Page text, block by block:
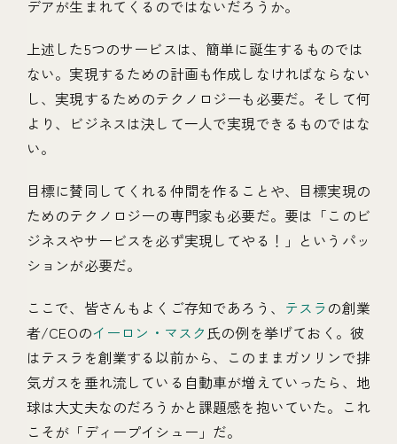
デアが生まれてくるのではないだろうか。
上述した5つのサービスは、簡単に誕生するものでは
ない。実現するための計画も作成しなければならない
し、実現するためのテクノロジーも必要だ。そして何
より、ビジネスは決して一人で実現できるものではな
い。
目標に賛同してくれる仲間を作ることや、目標実現の
ためのテクノロジーの専門家も必要だ。要は「このビ
ジネスやサービスを必ず実現してやる！」というパッ
ションが必要だ。
ここで、皆さんもよくご存知であろう、 テスラの創業
者/CEOのイーロン・マスク 氏の例を挙げておく。彼
はテスラを創業する以前から、このままガソリンで排
気ガスを垂れ流している自動車が増えていったら、地
球は大丈夫なのだろうかと課題感を抱いていた。これ
こそが「ディープイシュー」だ。